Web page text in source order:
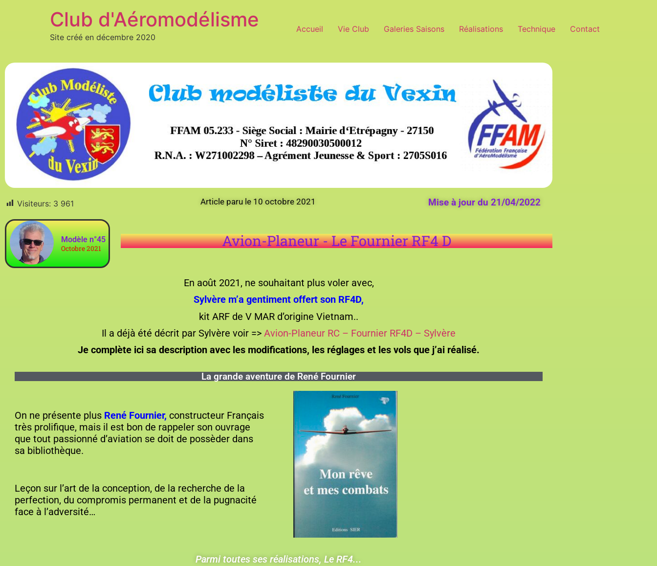
Club d'Aéromodélisme
Site créé en décembre 2020
Accueil Vie Club Galeries Saisons Réalisations Technique Contact
Visiteurs: 3 961 Article paru le 10 octobre 2021 Mise à jour du 21/04/2022
Modèle n°45
Octobre 2021 Avion-Planeur - Le Fournier RF4 D
En août 2021, ne souhaitant plus voler avec,
Sylvère m’a gentiment offert son RF4D,
kit ARF de V MAR d’origine Vietnam..
Il a déjà été décrit par Sylvère voir => Avion-Planeur RC – Fournier RF4D – Sylvère
Je complète ici sa description avec les modifications, les réglages et les vols que j’ai réalisé.
La grande aventure de René Fournier
On ne présente plus René Fournier, constructeur Français
très prolifique, mais il est bon de rappeler son ouvrage
que tout passionné d’aviation se doit de possèder dans
sa bibliothèque.
Leçon sur l’art de la conception, de la recherche de la
perfection, du compromis permanent et de la pugnacité
face à l’adversité…
Parmi toutes ses réalisations, Le RF4...